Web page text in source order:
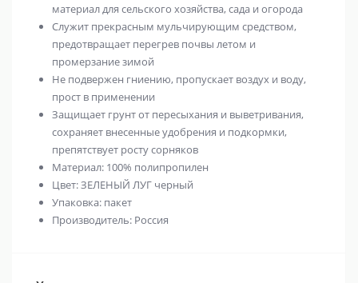
материал для сельского хозяйства, сада и огорода
Служит прекрасным мульчирующим средством,
предотвращает перегрев почвы летом и
промерзание зимой
Не подвержен гниению, пропускает воздух и воду,
прост в применении
Защищает грунт от пересыхания и выветривания,
сохраняет внесенные удобрения и подкормки,
препятствует росту сорняков
Материал: 100% полипропилен
Цвет: ЗЕЛЕНЫЙ ЛУГ черный
Упаковка: пакет
Производитель: Россия